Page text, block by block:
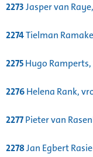
2273Jasper van
2274Tielman
2275Hugo Ramperts,
2276Helena Rank,
2277Pieter van
2278Jan Egbert